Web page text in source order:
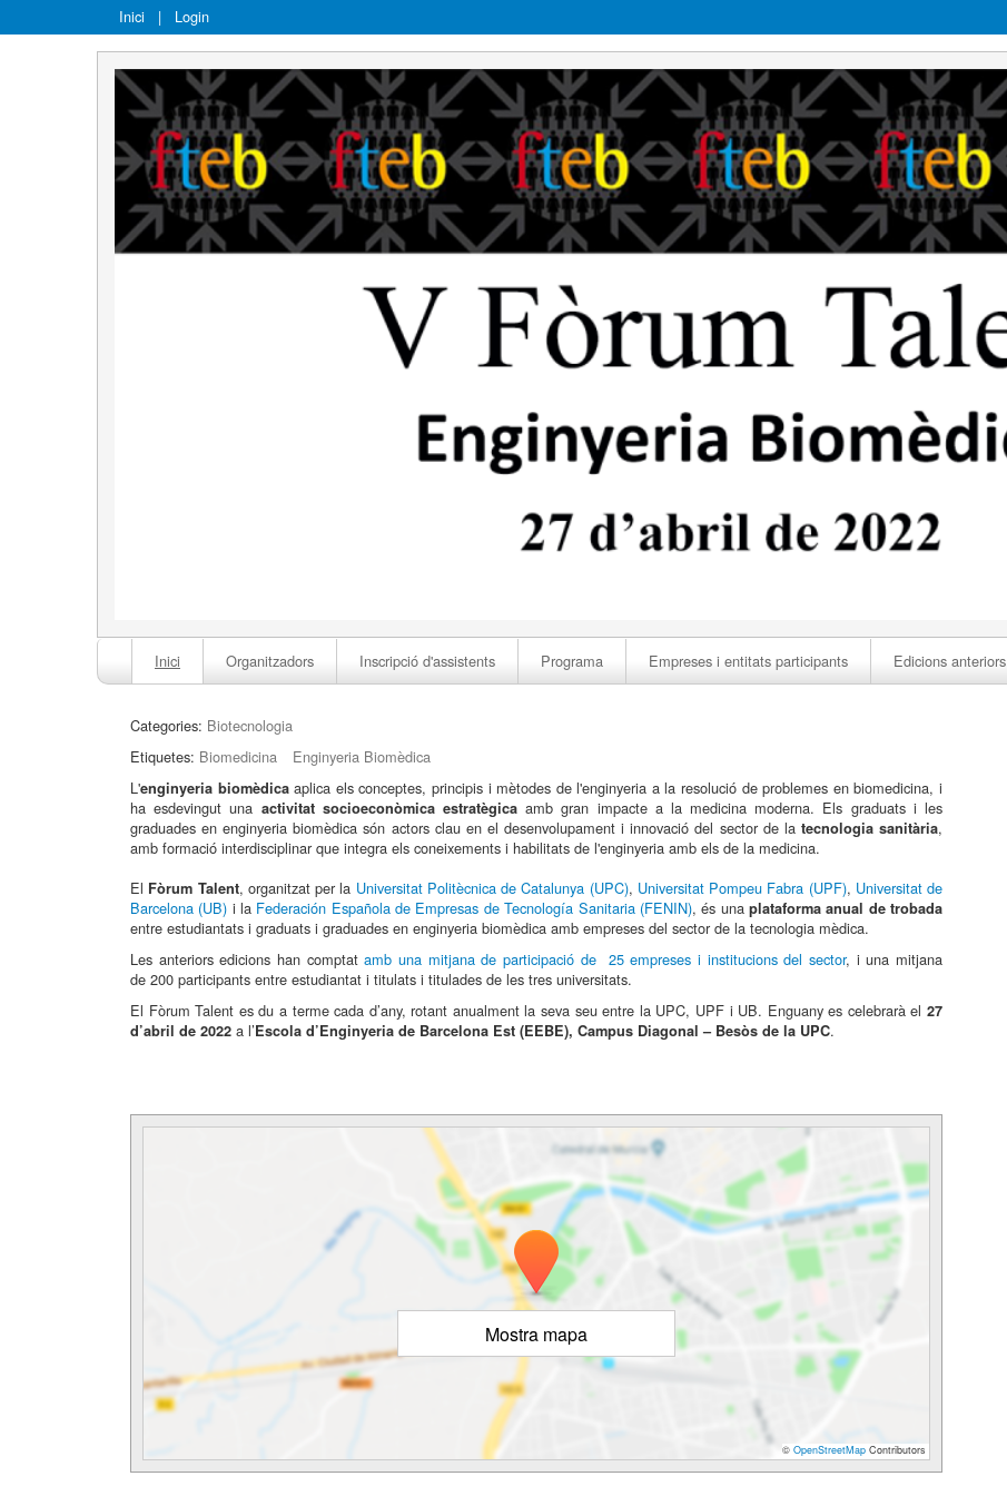
Inici | Login
Inici Organitzadors Inscripció d'assistents Programa Empreses i entitats participants Edicions anteriors
Categories: Biotecnologia
Etiquetes: Biomedicina
Enginyeria Biomèdica
L'enginyeria biomèdicaaplica els conceptes, principis i mètodes de l'enginyeria a la resolució de problemes en biomedicina, i
ha esdevingut una activitat socioeconòmica estratègicaamb gran impacte a la medicina moderna. Els graduats i les
graduades en enginyeria biomèdica són actors clau en el desenvolupament i innovació del sector de la tecnologia sanitària,
amb formació interdisciplinar que integra els coneixements i habilitats de l'enginyeria amb els de la medicina.
El Fòrum Talent, organitzat per la Universitat Politècnica de Catalunya (UPC), Universitat Pompeu Fabra (UPF), Universitat de
Barcelona (UB) i la Federación Española de Empresas de Tecnología Sanitaria (FENIN), és una plataforma anual de trobada
entre estudiantats i graduats i graduades en enginyeria biomèdica amb empreses del sector de la tecnologia mèdica.
Les anteriors edicions han comptatamb una mitjana de participació de 25 empreses i institucions del sector, i una mitjana
de 200 participants entre estudiantat i titulats i titulades de les tres universitats.
El Fòrum Talent es du a terme cada d’any, rotant anualment la seva seu entre la UPC, UPF i UB. Enguany es celebrarà el 27
d’abril de 2022 a l’Escola d’Enginyeria de Barcelona Est (EEBE), Campus Diagonal – Besòs de la UPC.
Mostra mapa
© OpenStreetMap Contributors